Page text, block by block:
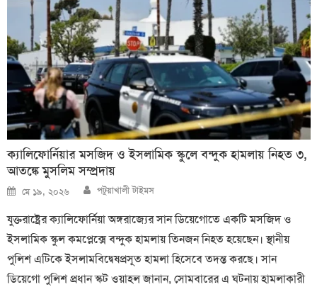
ক্যালিফোর্নিয়ার মসজিদ ও ইসলামিক স্কুলে বন্দুক হামলায় নিহত ৩,
আতঙ্কে মুসলিম সম্প্রদায়
Posted
on
মে ১৯, ২০২৬ Author
পটুয়াখালী টাইমস
যুক্তরাষ্ট্রের ক্যালিফোর্নিয়া অঙ্গরাজ্যের সান ডিয়েগোতে একটি মসজিদ ও
ইসলামিক স্কুল কমপ্লেক্সে বন্দুক হামলায় তিনজন নিহত হয়েছেন। স্থানীয়
পুলিশ এটিকে ইসলামবিদ্বেষপ্রসূত হামলা হিসেবে তদন্ত করছে। সান
ডিয়েগো পুলিশ প্রধান স্কট ওয়াহল জানান, সোমবারের এ ঘটনায় হামলাকারী